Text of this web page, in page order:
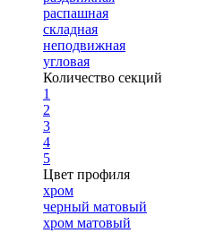
распашная
складная
неподвижная
угловая
Количество секций
1
2
3
4
5
Цвет профиля
хром
черный матовый
хром матовый